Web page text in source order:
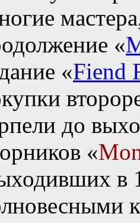
«
«Fiend
до
«
в